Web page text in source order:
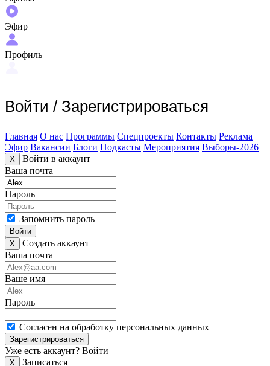
Эфир
Профиль
Войти / Зарегистрироваться
Главная О нас Программы Спецпроекты Контакты Реклама
Эфир Вакансии Блоги Подкасты Мероприятия Выборы-2026
X
Войти в аккаунт
Ваша почта
Пароль
Запомнить пароль
Войти
X
Создать аккаунт
Ваша почта
Ваше имя
Пароль
Согласен на обработку персональных данных
Зарегистрироваться
Уже есть аккаунт? Войти
X
Записаться